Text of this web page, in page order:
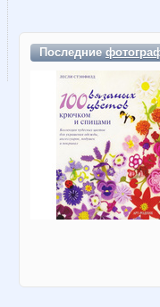
Последние